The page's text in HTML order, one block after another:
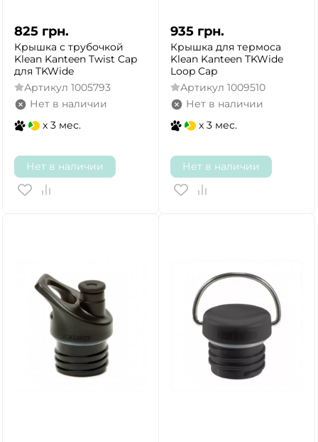
825 грн.
Крышка с трубочкой
Klean Kanteen Twist Cap
для TKWide
Артикул 1005793
Нет в наличии
x 3 мес.
Нет в наличии
935 грн.
Крышка для термоса
Klean Kanteen TKWide
Loop Cap
Артикул 1009510
Нет в наличии
x 3 мес.
Нет в наличии